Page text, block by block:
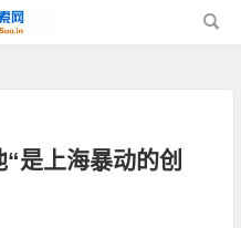
是上海暴动的创